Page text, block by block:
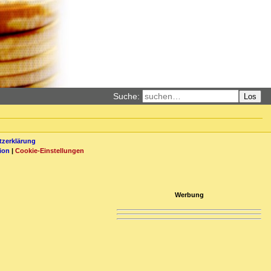
Suche: Los
| Cookie-Einstellungen
Werbung